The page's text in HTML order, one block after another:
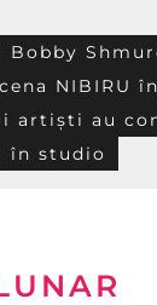
Bobby
NIBIRU
artiști au
în studio